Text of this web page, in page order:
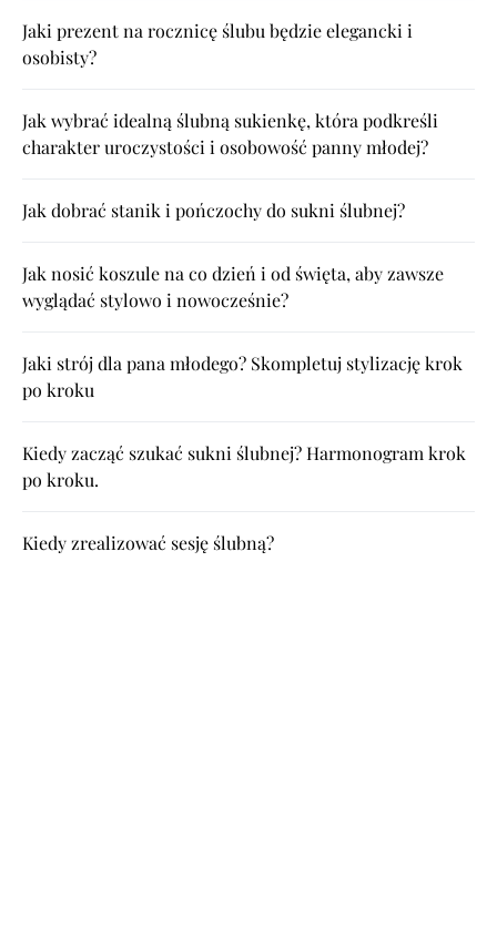
Jaki prezent na rocznicę ślubu będzie elegancki i
osobisty?
Jak wybrać idealną ślubną sukienkę, która podkreśli
charakter uroczystości i osobowość panny młodej?
Jak dobrać stanik i pończochy do sukni ślubnej?
Jak nosić koszule na co dzień i od święta, aby zawsze
wyglądać stylowo i nowocześnie?
Jaki strój dla pana młodego? Skompletuj stylizację krok
po kroku
Kiedy zacząć szukać sukni ślubnej? Harmonogram krok
po kroku.
Kiedy zrealizować sesję ślubną?